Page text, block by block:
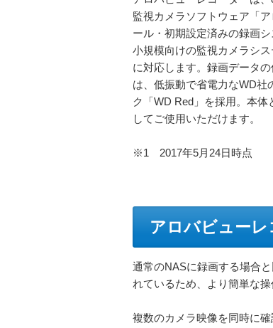
監視カメラソフトウェア「
ール・初期設定済みの録画シ
小規模向けの監視カメラシ
に対応します。録画データ
は、低振動で省電力なWD社
ク「WD Red」を採用。本
してご使用いただけます。
※1 2017年5月24日時点
アロバビューレ
通常のNASに録画する場合
れているため、より簡単な
複数のカメラ映像を同時に